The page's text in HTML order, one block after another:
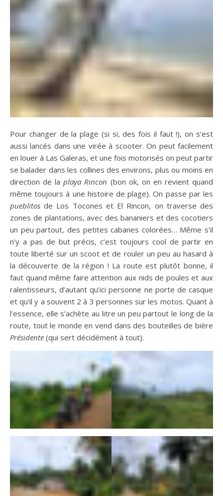
Pour changer de la plage (si si, des fois il faut !), on s’est
aussi lancés dans une virée à scooter. On peut facilement
en louer à Las Galeras, et une fois motorisés on peut partir
se balader dans les collines des environs, plus ou moins en
direction de laplaya Rincon (bon ok, on en revient quand
même toujours à une histoire de plage). On passe par les
pueblitos de Los Tocones et El Rincon, on traverse des
zones de plantations, avec des bananiers et des cocotiers
un peu partout, des petites cabanes colorées… Même s’il
n’y a pas de but précis, c’est toujours cool de partir en
toute liberté sur un scoot et de rouler un peu au hasard à
la découverte de la région ! La route est plutôt bonne, il
faut quand même faire attention aux nids de poules et aux
ralentisseurs, d’autant qu’ici personne ne porte de casque
et qu’il y a souvent 2 à 3 personnes sur les motos. Quant à
l’essence, elle s’achète au litre un peu partout le long de la
route, tout le monde en vend dans des bouteilles de bière
Présidente (qui sert décidément à tout).